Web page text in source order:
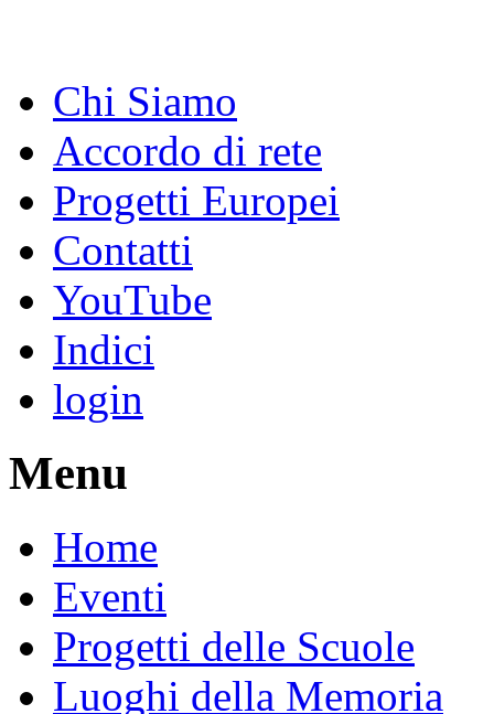
Chi Siamo
Accordo di rete
Progetti Europei
Contatti
YouTube
Indici
login
Menu
Home
Eventi
Progetti delle Scuole
Luoghi della Memoria